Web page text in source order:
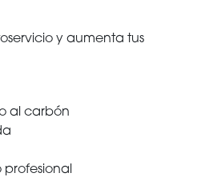
y aumenta tus
al carbón
profesional